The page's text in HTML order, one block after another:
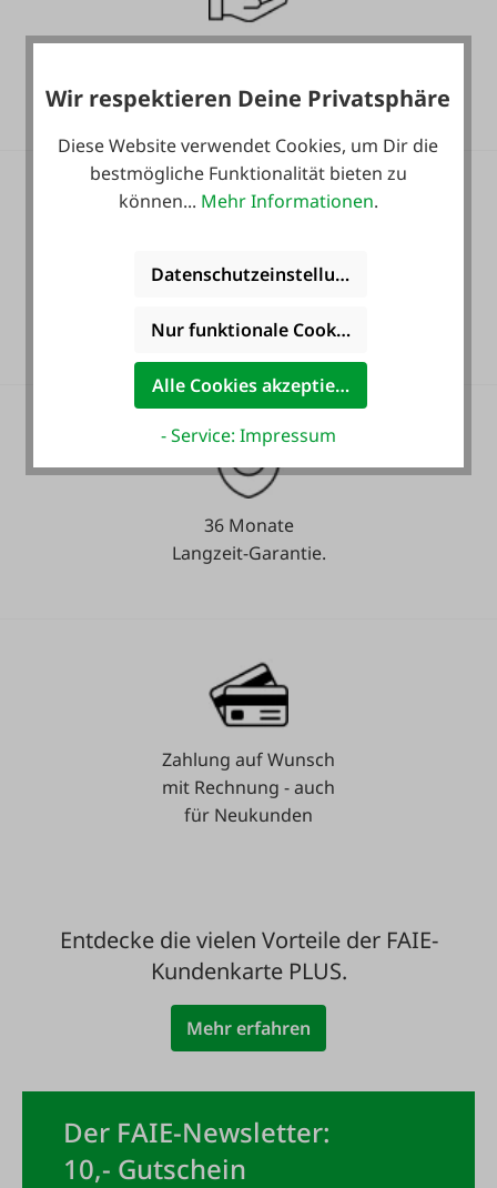
ganzes Jahr! *
Heute noch Service
inkludiert!
36 Monate
Langzeit-Garantie.
Zahlung auf Wunsch
mit Rechnung - auch
für Neukunden
Entdecke die vielen Vorteile der FAIE-
Kundenkarte PLUS.
Mehr erfahren
Der FAIE-Newsletter:
10,- Gutschein
Wir respektieren Deine Privatsphäre
Diese Website verwendet Cookies, um Dir die
bestmögliche Funktionalität bieten zu
können... Mehr Informationen.
Datenschutzeinstellungen
Nur funktionale Cookies akzeptieren
Alle Cookies akzeptieren
- Service: Impressum